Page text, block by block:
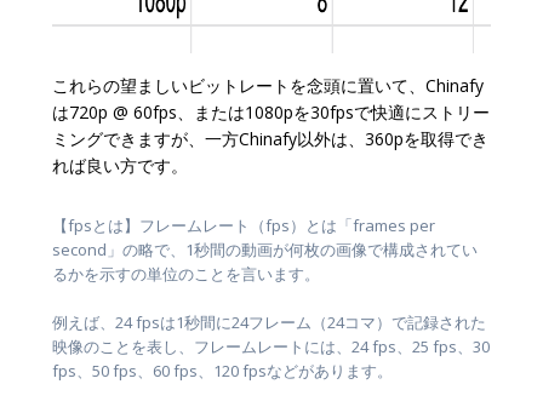
これらの望ましいビットレートを念頭に置いて、Chinafy
は720p @ 60fps、または1080pを30fpsで快適にストリー
ミングできますが、一方Chinafy以外は、360pを取得でき
れば良い方です。
【fpsとは】フレームレート（fps）とは「frames per
second」の略で、1秒間の動画が何枚の画像で構成されてい
るかを示すの単位のことを言います。
例えば、24 fpsは1秒間に24フレーム（24コマ）で記録された
映像のことを表し、フレームレートには、24 fps、25 fps、30
fps、50 fps、60 fps、120 fpsなどがあります。